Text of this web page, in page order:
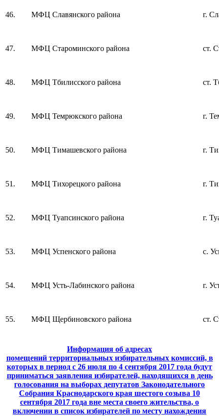
46. МФЦ Славянского района г.
47. МФЦ Староминского района ст.
48. МФЦ Тбилисского района ст.
49. МФЦ Темрюкского района г.
50. МФЦ Тимашевского района г.
51. МФЦ Тихорецкого района г.
52. МФЦ Туапсинского района г.
53. МФЦ Успенского района с.
54. МФЦ Усть-Лабинского района г.
55. МФЦ Щербиновского района ст.
Информация об адресах
помещений территориальных избирательных комиссий, в
которых в период с 26 июля по 4 сентября 2017 года будут
приниматься заявления избирателей, находящихся в день
голосования на выборах депутатов Законодательного
Собрания Краснодарского края шестого созыва 10
сентября 2017 года вне места своего жительства, о
включении в список избирателей по месту нахождения